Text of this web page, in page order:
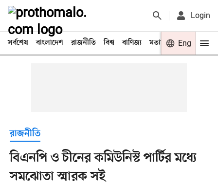
Login
সর্বশেষ বাংলাদেশ রাজনীতি বিশ্ব বাণিজ্য মতামত খেলা
Eng
রাজনীতি
বিএনপি ও চীনের কমিউনিস্ট পার্টির মধ্যে
সমঝোতা স্মারক সই